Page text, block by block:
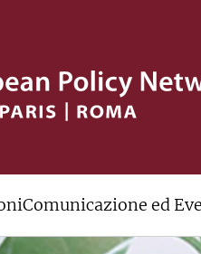
Comunicazione ed